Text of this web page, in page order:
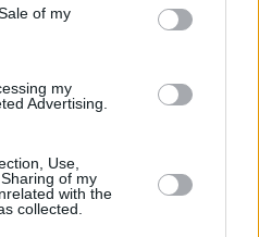
nuevo en este sitio web o
of my
my
Advertising.
Use,
of my
with the
collected.